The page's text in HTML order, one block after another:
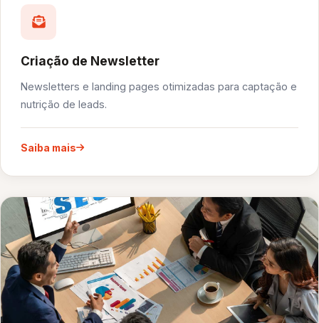
Criação de Newsletter
Newsletters e landing pages otimizadas para captação e
nutrição de leads.
Saiba mais